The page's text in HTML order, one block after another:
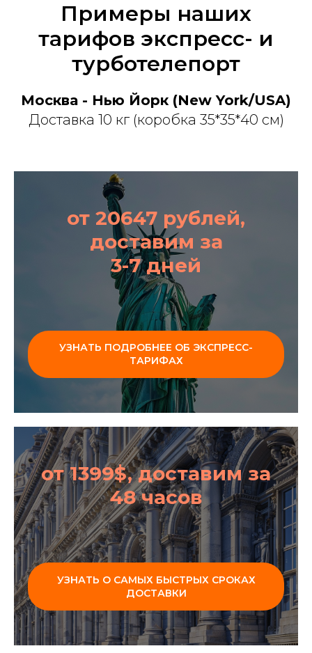
Примеры наших
тарифов экспресс- и
турботелепорт
Москва - Нью Йорк (New York/USA)
Доставка 10 кг (коробка 35*35*40 см)
от 20647 рублей,
доставим за
3-7 дней
УЗНАТЬ ПОДРОБНЕЕ ОБ ЭКСПРЕСС-
ТАРИФАХ
от 1399$, доставим за
48 часов
УЗНАТЬ О САМЫХ БЫСТРЫХ СРОКАХ
ДОСТАВКИ